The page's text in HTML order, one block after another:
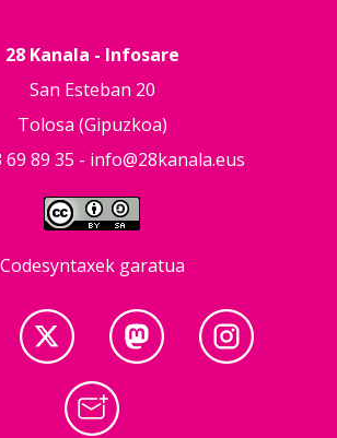
28 Kanala - Infosare
San Esteban 20
Tolosa (Gipuzkoa)
69 89 35 - info@28kanala.eus
Codesyntaxek garatua